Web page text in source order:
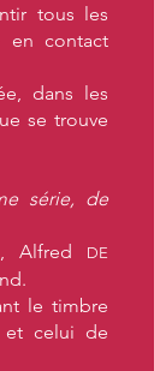
tous les
en contact
dans les
se trouve
série, de
Alfred
DE
le timbre
celui de